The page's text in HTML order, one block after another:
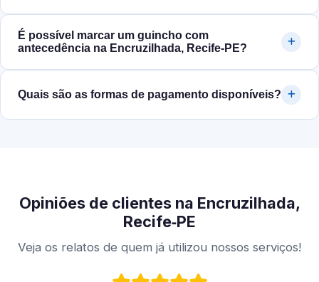
É possível marcar um guincho com
antecedência na Encruzilhada, Recife‑PE?
Quais são as formas de pagamento disponíveis?
Opiniões de clientes na Encruzilhada,
Recife‑PE
Veja os relatos de quem já utilizou nossos serviços!